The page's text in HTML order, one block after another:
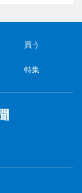
買う
特集